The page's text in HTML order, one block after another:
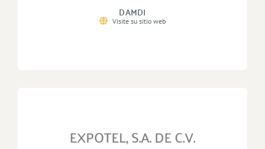
DAMDI
Visite su sitio web